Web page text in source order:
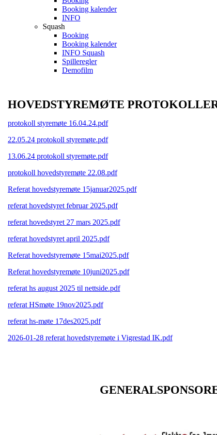
Booking kalender
INFO
Squash
Booking
Booking kalender
INFO Squash
Spilleregler
Demofilm
HOVEDSTYREMØTE
protokoll styremøte 16.04.24.pdf
22.05.24 protokoll styremøte.pdf
13.06.24 protokoll styremøte.pdf
protokoll hovedstyremøte 22.08.pdf
Referat hovedstyremøte 15januar2025.pdf
referat hovedstyret februar 2025.pdf
referat hovedstyret 27 mars 2025.pdf
referat hovedstyret april 2025.pdf
Referat hovedstyremøte 15mai2025.pdf
Referat hovedstyremøte 10juni2025.pdf
referat hs august 2025 til nettside.pdf
referat HSmøte 19nov2025.pdf
referat hs-møte 17des2025.pdf
2026-01-28 referat hovedstyremøte i Vigrestad IK.pdf